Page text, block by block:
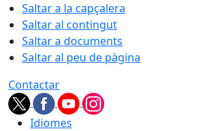
Saltar a la capçalera
Saltar al contingut
Saltar a documents
Saltar al peu de pàgina
Contactar
Idiomes